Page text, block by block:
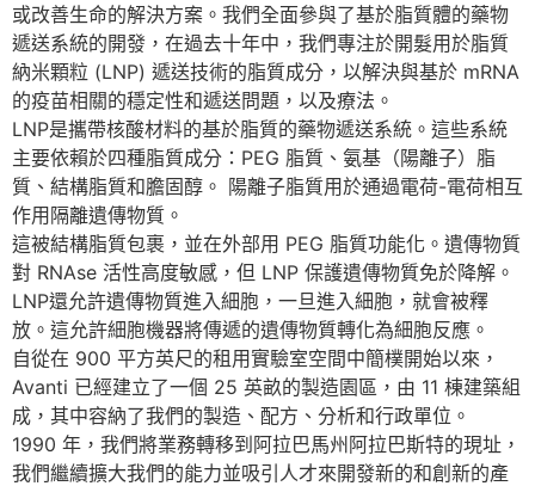
或改善生命的解決方案。我們全面參與了基於脂質體的藥物
遞送系統的開發，在過去十年中，我們專注於開髮用於脂質
納米顆粒 (LNP) 遞送技術的脂質成分，以解決與基於 mRNA
的疫苗相關的穩定性和遞送問題，以及療法。
LNP是攜帶核酸材料的基於脂質的藥物遞送系統。這些系統
主要依賴於四種脂質成分：PEG 脂質、氨基（陽離子）脂
質、結構脂質和膽固醇。 陽離子脂質用於通過電荷-電荷相互
作用隔離遺傳物質。
這被結構脂質包裹，並在外部用 PEG 脂質功能化。遺傳物質
對 RNAse 活性高度敏感，但 LNP 保護遺傳物質免於降解。
LNP還允許遺傳物質進入細胞，一旦進入細胞，就會被釋
放。這允許細胞機器將傳遞的遺傳物質轉化為細胞反應。
自從在 900 平方英尺的租用實驗室空間中簡樸開始以來，
Avanti 已經建立了一個 25 英畝的製造園區，由 11 棟建築組
成，其中容納了我們的製造、配​​方、分析和行政單位。
1990 年，我們將業務轉移到阿拉巴馬州阿拉巴斯特的現址，
我們繼續擴大我們的能力並吸引人才來開發新的和創新的產